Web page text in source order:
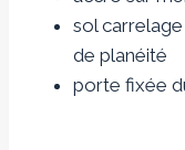
sol
de planéité
porte fixée